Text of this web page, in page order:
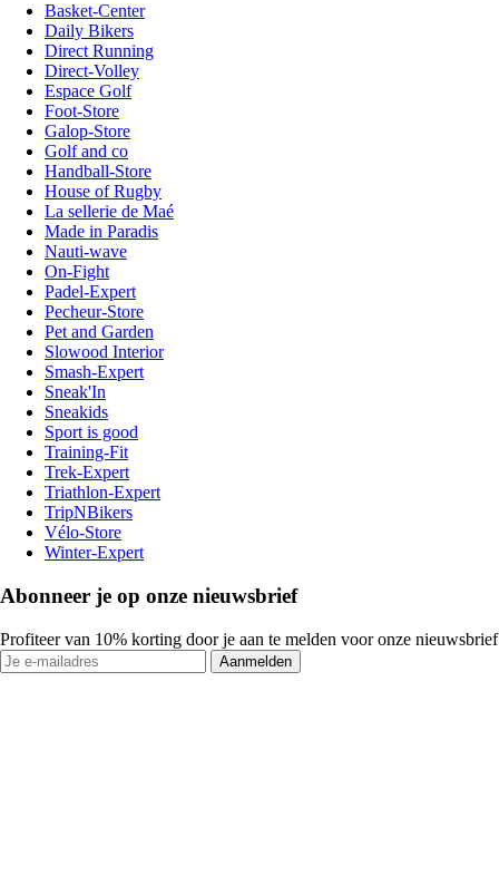
Basket-Center
Daily Bikers
Direct Running
Direct-Volley
Espace Golf
Foot-Store
Galop-Store
Golf and co
Handball-Store
House of Rugby
La sellerie de Maé
Made in Paradis
Nauti-wave
On-Fight
Padel-Expert
Pecheur-Store
Pet and Garden
Slowood Interior
Smash-Expert
Sneak'In
Sneakids
Sport is good
Training-Fit
Trek-Expert
Triathlon-Expert
TripNBikers
Vélo-Store
Winter-Expert
Abonneer je op onze nieuwsbrief
Profiteer van 10% korting door je aan te melden voor onze nieuwsbrief
Aanmelden